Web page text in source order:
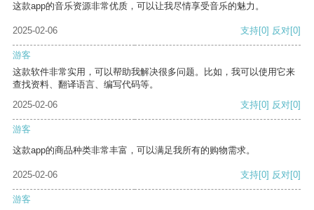
这款app的音乐资源非常优质，可以让我尽情享受音乐的魅力。
2025-02-06 支持[0] 反对[0]
游客
这款软件非常实用，可以帮助我解决很多问题。比如，我可以使用它来
查找资料、翻译语言、编写代码等。
2025-02-06
支持[0] 反对[0]
游客
这款app的商品种类非常丰富，可以满足我所有的购物需求。
2025-02-06 支持[0] 反对[0]
游客